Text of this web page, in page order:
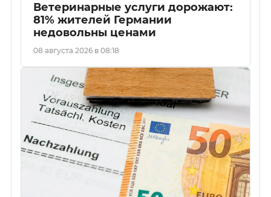
Ветеринарные услуги дорожают:
81% жителей Германии
недовольны ценами
08 августа 2026 в 08:18